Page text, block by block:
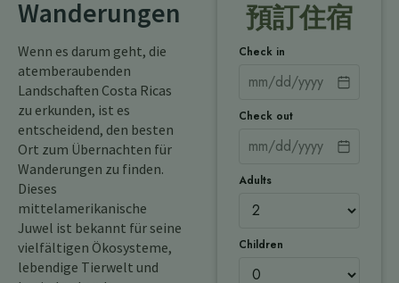
Wanderungen
Wenn es darum geht, die
atemberaubenden
Landschaften Costa Ricas
zu erkunden, ist es
entscheidend, den besten
Ort zum Übernachten für
Wanderungen zu finden.
Dieses
mittelamerikanische
Juwel ist bekannt für seine
vielfältigen Ökosysteme,
lebendige Tierwelt und
預訂住宿
Check in
Check out
Adults
Children